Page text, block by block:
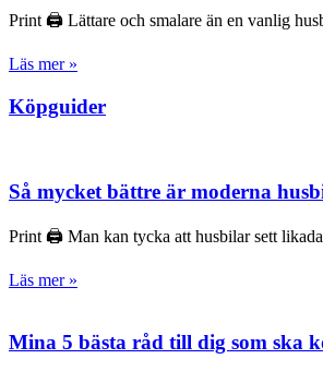
Print 🖨 Lättare och smalare än en vanlig
Läs mer »
Köpguider
Så mycket bättre är moderna
Print 🖨 Man kan tycka att husbilar sett
Läs mer »
Mina 5 bästa råd till dig som ska